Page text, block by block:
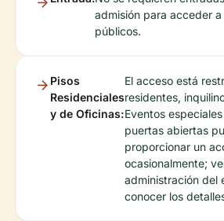
admisión para acceder
públicos.
Pisos
Residenciales
y de Oficinas:
El acceso está
residentes,
Eventos
puertas abiertas
proporcionar un
ocasionalmente;
administración del
conocer los